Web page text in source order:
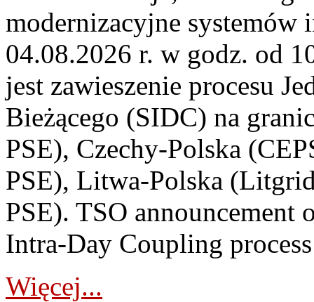
modernizacyjne
04.08.2026 r. w godz. od
jest zawieszenie procesu
Bieżącego (SIDC) na
PSE), Czechy-Polska
PSE), Litwa-Polska
PSE). TSO announcement
Intra-Day Coupling
Więcej...